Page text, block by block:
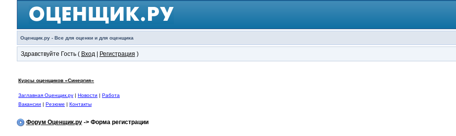
Оценщик.ру - Все для оценки и для оценщика
Здравствуйте Гость ( Вход| Регистрация )
Курсы оценщиков «Синергия»
Заглавная Оценщик.ру| Новости | Работа
Вакансии | Резюме | Контакты
Форум Оценщик.ру-> Форма регистрации